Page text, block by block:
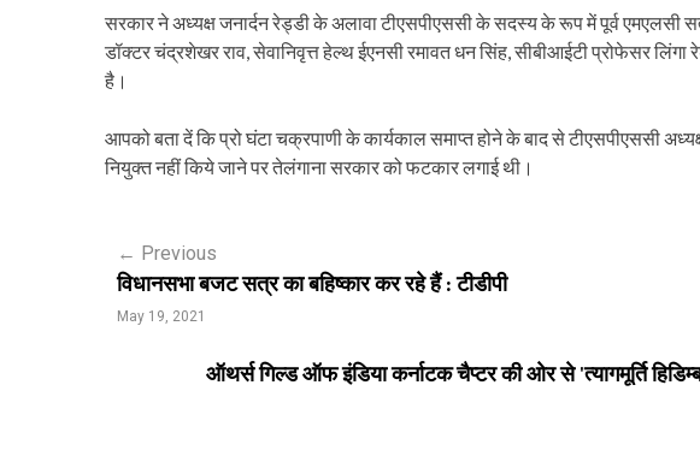
सरकार ने अध्यक्ष जनार्दन रेड्डी के अलावा टीएसपीएससी के सदस्य के रूप में पूर्व एमएलसी
डॉक्टर चंद्रशेखर राव, सेवानिवृत्त हेल्थ ईएनसी रमावत धन सिंह, सीबीआईटी प्रोफेसर
है।
आपको बता दें कि प्रो घंटा चक्रपाणी के कार्यकाल समाप्त होने के बाद से टीएसपीएससी
नियुक्त नहीं किये जाने पर तेलंगाना सरकार को फटकार लगाई थी।
P
o
← Previous
विधानसभा बजट सत्र का बहिष्कार कर रहे हैं : टीडीपी
May 19, 2021
ऑथर्स गिल्ड ऑफ इंडिया कर्नाटक चैप्टर की ओर से 'त्यागमूर्ति